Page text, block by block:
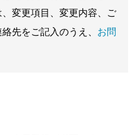
変更項目、変更内容、ご
先をご記入のうえ、 お問